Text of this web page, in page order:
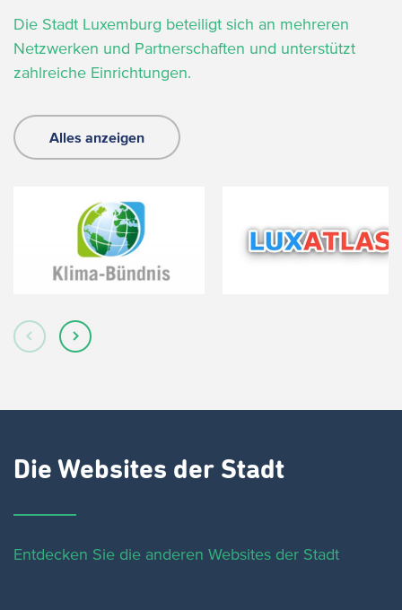
Die Stadt Luxemburg beteiligt sich an mehreren
Netzwerken und Partnerschaften und unterstützt
zahlreiche Einrichtungen.
Alles anzeigen
Die Websites der Stadt
Entdecken Sie die anderen Websites der Stadt